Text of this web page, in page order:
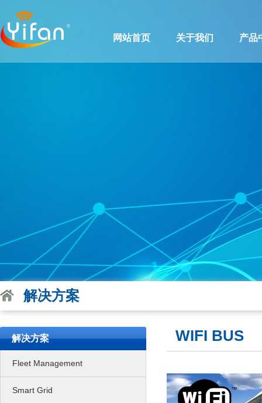
网站首页 关于我们 产品
解决方案
解决方案
Fleet Management
Smart Grid
WIFI BUS